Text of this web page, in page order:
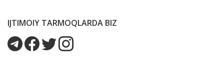
IJTIMOIY TARMOQLARDA BIZ